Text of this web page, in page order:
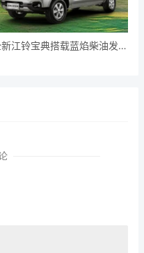
江铃宝典搭载蓝焰柴油发动